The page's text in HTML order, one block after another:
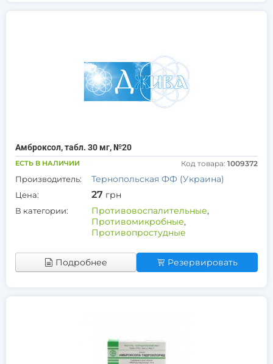
Амброксол, табл. 30 мг, №20
ЕСТЬ В НАЛИЧИИ Код товара: 1009372
Производитель: Тернопольская ФФ (Украина)
Цена: 27 грн
В категории: Противовоспалительные,
Противомикробные,
Противопростудные
Подробнее Резервировать